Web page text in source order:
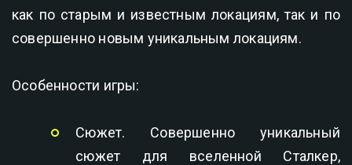
как по старым и известным локациям, так и по
совершенно новым уникальным локациям.
Особенности игры:
Сюжет. Совершенно уникальный
сюжет для вселенной Сталкер,